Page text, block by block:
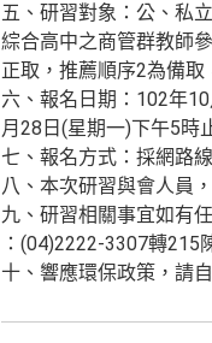
五、研習對象：公、私
綜合高中之商管群教師
正取，推薦順序2為備取
六、報名日期：102年
月28日(星期一)下午5時
七、報名方式：採網路
八、本次研習與會人員
九、研習相關事宜如有
：(04)2222-3307轉
十、響應環保政策，請